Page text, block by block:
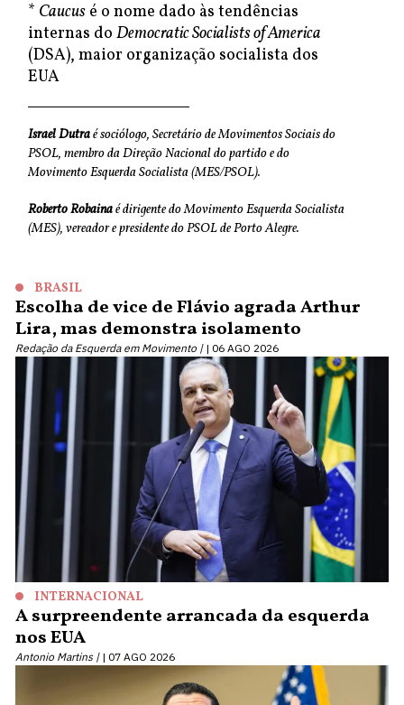
* Caucus é o nome dado às tendências
internas do Democratic Socialists of America
(DSA), maior organização socialista dos
EUA
Israel Dutraé sociólogo, Secretário de Movimentos Sociais do
PSOL, membro da Direção Nacional do partido e do
Movimento Esquerda Socialista (MES/PSOL).
Roberto Robainaé dirigente do Movimento Esquerda Socialista
(MES), vereador e presidente do PSOL de Porto Alegre.
BRASIL
Escolha de vice de Flávio agrada Arthur
Lira, mas demonstra isolamento
Redação da Esquerda em Movimento | 06 AGO 2026
INTERNACIONAL
A surpreendente arrancada da esquerda
nos EUA
Antonio Martins | 07 AGO 2026